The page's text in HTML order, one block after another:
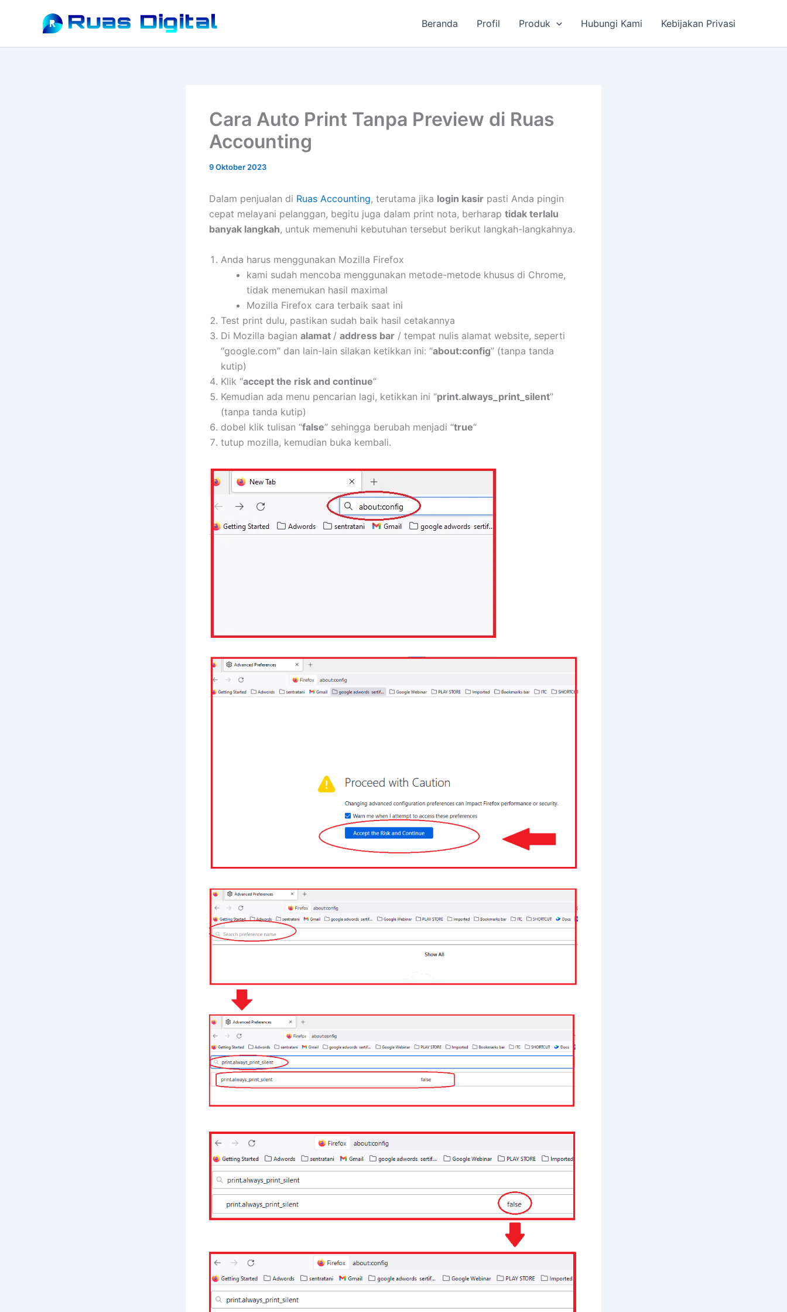
Beranda Profil Produk Hubungi Kami Kebijakan Privasi
Cara Auto Print Tanpa Preview di Ruas
Accounting
9 Oktober 2023
Dalam penjualan di Ruas Accounting, terutama jika login kasir pasti Anda pingin
cepat melayani pelanggan, begitu juga dalam print nota, berharap tidak terlalu
banyak langkah, untuk memenuhi kebutuhan tersebut berikut langkah-langkahnya.
Anda harus menggunakan Mozilla Firefox
kami sudah mencoba menggunakan metode-metode khusus di Chrome,
tidak menemukan hasil maximal
Mozilla Firefox cara terbaik saat ini
Test print dulu, pastikan sudah baik hasil cetakannya
Di Mozilla bagian alamat / address bar / tempat nulis alamat website, seperti
“google.com” dan lain-lain silakan ketikkan ini: “about:config” (tanpa tanda
kutip)
Klik “accept the risk and continue“
Kemudian ada menu pencarian lagi, ketikkan ini “print.always_print_silent”
(tanpa tanda kutip)
dobel klik tulisan “false” sehingga berubah menjadi “true“
tutup mozilla, kemudian buka kembali.